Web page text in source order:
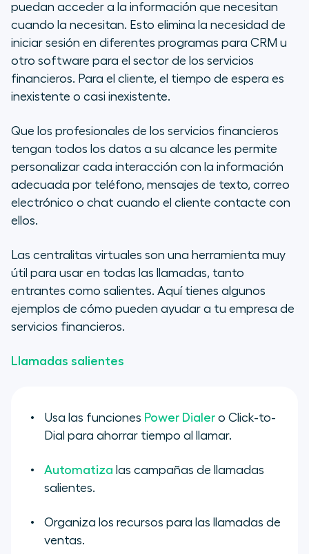
puedan acceder a la información que necesitan
cuando la necesitan. Esto elimina la necesidad de
iniciar sesión en diferentes programas para CRM u
otro software para el sector de los servicios
financieros. Para el cliente, el tiempo de espera es
inexistente o casi inexistente.
Que los profesionales de los servicios financieros
tengan todos los datos a su alcance les permite
personalizar cada interacción con la información
adecuada por teléfono, mensajes de texto, correo
electrónico o chat cuando el cliente contacte con
ellos.
Las centralitas virtuales son una herramienta muy
útil para usar en todas las llamadas, tanto
entrantes como salientes. Aquí tienes algunos
ejemplos de cómo pueden ayudar a tu empresa de
servicios financieros.
Llamadas salientes
Usa las funciones Power Dialer o Click-to-
Dial para ahorrar tiempo al llamar.
Automatiza las campañas de llamadas
salientes.
Organiza los recursos para las llamadas de
ventas.